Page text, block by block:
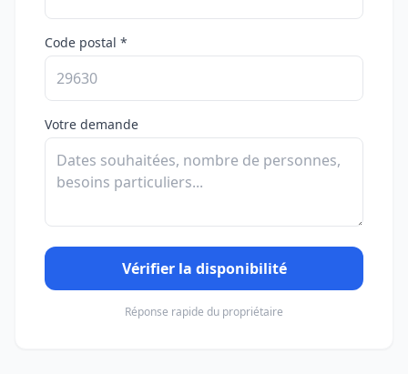
Code postal *
Votre demande
Vérifier la disponibilité
Réponse rapide du propriétaire